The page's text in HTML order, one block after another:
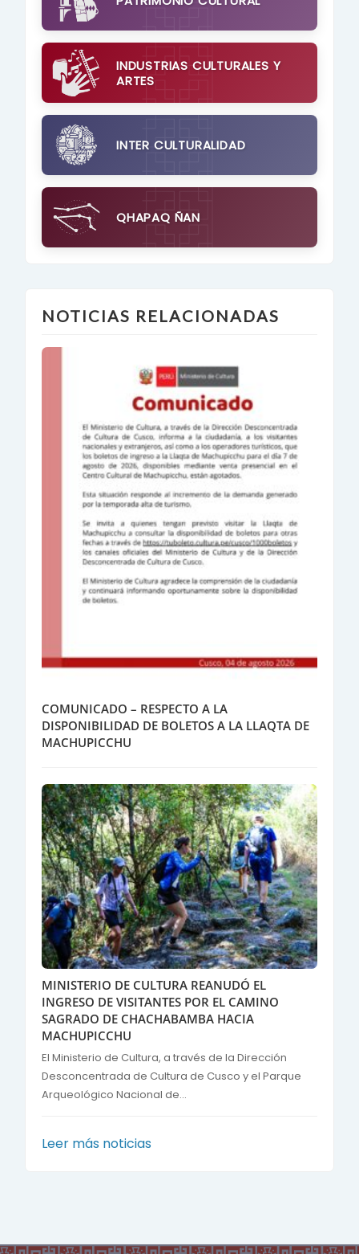
INDUSTRIAS CULTURALES Y
ARTES
INTER CULTURALIDAD
QHAPAQ ÑAN
NOTICIAS RELACIONADAS
COMUNICADO – RESPECTO A LA
DISPONIBILIDAD DE BOLETOS A LA LLAQTA DE
MACHUPICCHU
MINISTERIO DE CULTURA REANUDÓ EL
INGRESO DE VISITANTES POR EL CAMINO
SAGRADO DE CHACHABAMBA HACIA
MACHUPICCHU
El Ministerio de Cultura, a través de la Dirección
Desconcentrada de Cultura de Cusco y el Parque
Arqueológico Nacional de...
Leer más noticias